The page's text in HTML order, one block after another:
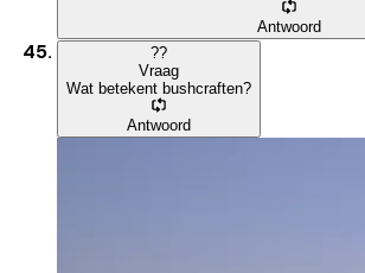
Antwoord
??
Vraag
Wat betekent bushcraften?
Antwoord